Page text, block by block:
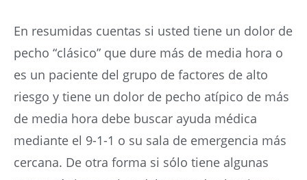
En resumidas cuentas si usted tiene un dolor de
pecho “clásico” que dure más de media hora o
es un paciente del grupo de factores de alto
riesgo y tiene un dolor de pecho atípico de más
de media hora debe buscar ayuda médica
mediante el 9-1-1 o su sala de emergencia más
cercana. De otra forma si sólo tiene algunas